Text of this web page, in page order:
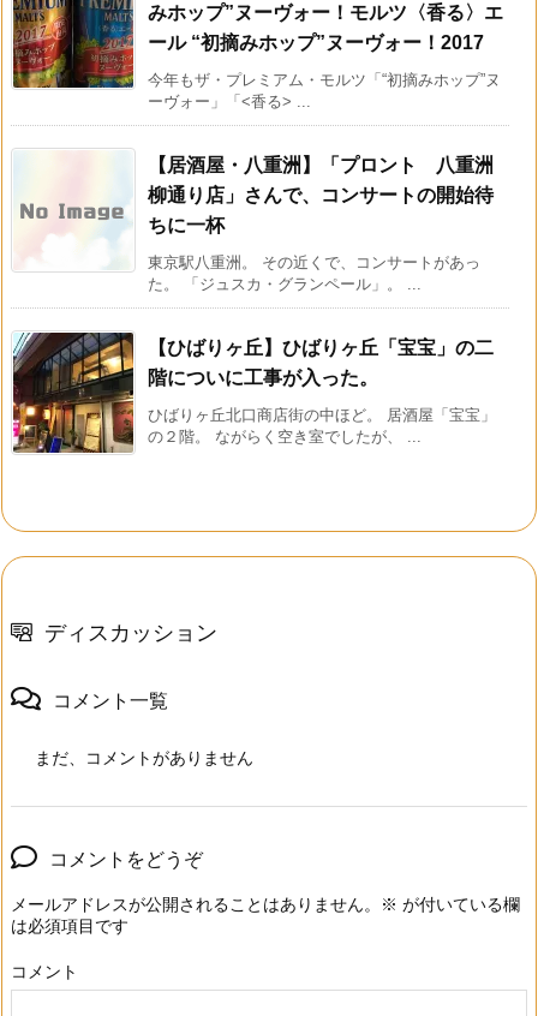
みホップ”ヌーヴォー！モルツ〈香る〉エ
ール “初摘みホップ”ヌーヴォー！2017
今年もザ・プレミアム・モルツ「“初摘みホップ”ヌ
ーヴォー」「<香る> ...
【居酒屋・八重洲】「プロント 八重洲
柳通り店」さんで、コンサートの開始待
ちに一杯
東京駅八重洲。 その近くで、コンサートがあっ
た。 「ジュスカ・グランペール」。 ...
【ひばりヶ丘】ひばりヶ丘「宝宝」の二
階についに工事が入った。
ひばりヶ丘北口商店街の中ほど。 居酒屋「宝宝」
の２階。 ながらく空き室でしたが、 ...
ディスカッション
コメント一覧
まだ、コメントがありません
コメントをどうぞ
メールアドレスが公開されることはありません。 ※ が付いている欄
は必須項目です
コメント